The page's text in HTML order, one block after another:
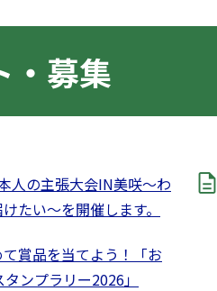
・募集
人の主張大会IN美咲～わ
たい～を開催します。
賞品を当てよう！「お
ンプラリー2026」